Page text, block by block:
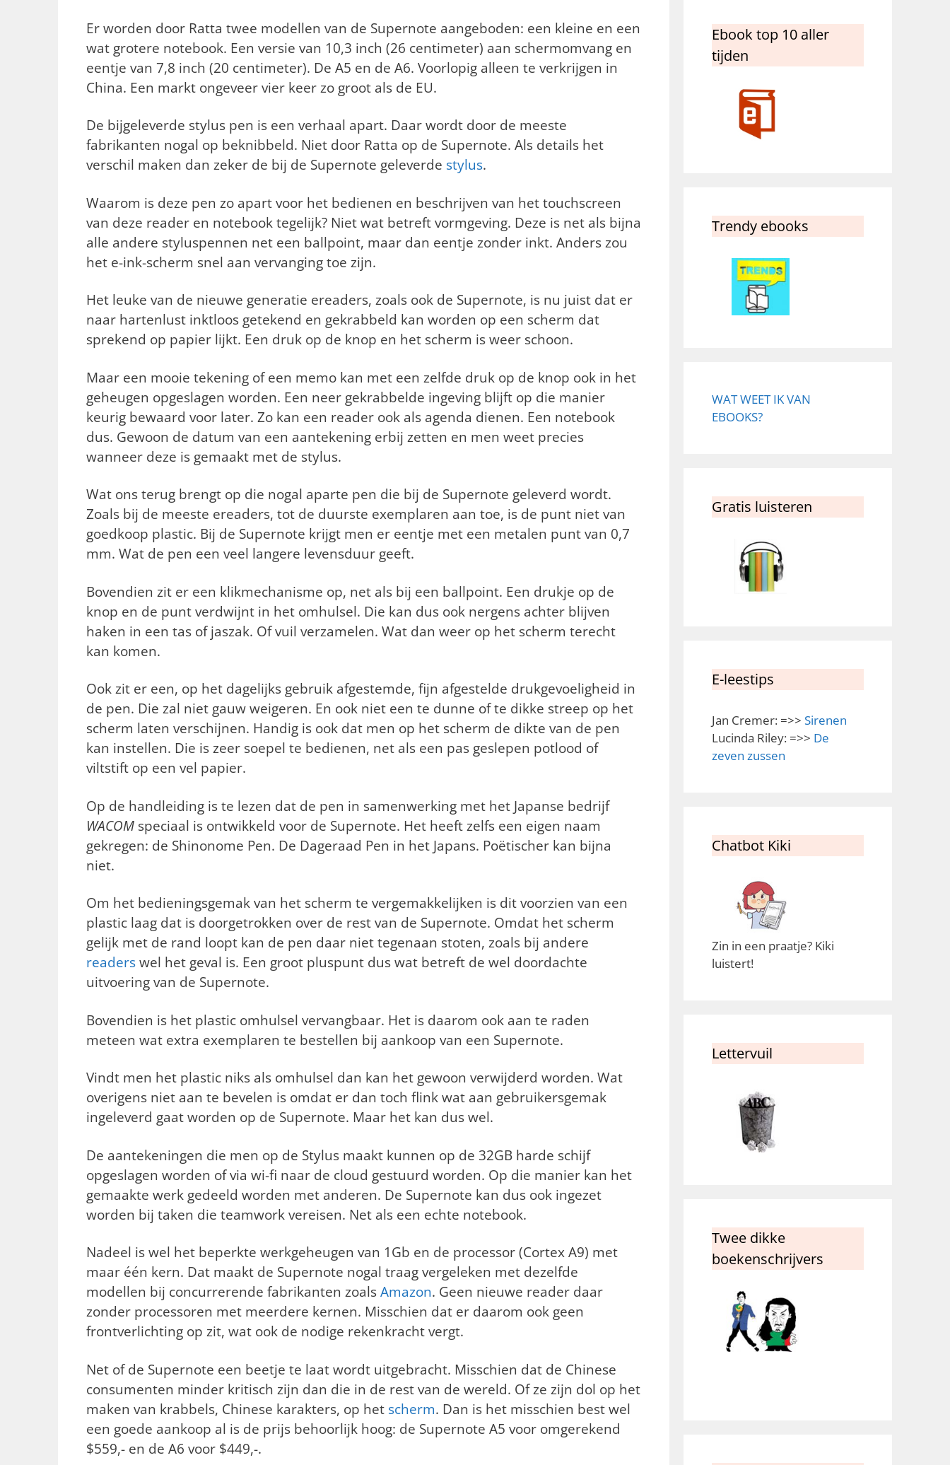
Er worden door Ratta twee modellen van de Supernote aangeboden: een kleine en een
wat grotere notebook. Een versie van 10,3 inch (26 centimeter) aan schermomvang en
eentje van 7,8 inch (20 centimeter). De A5 en de A6. Voorlopig alleen te verkrijgen in
China. Een markt ongeveer vier keer zo groot als de EU.
De bijgeleverde stylus pen is een verhaal apart. Daar wordt door de meeste
fabrikanten nogal op beknibbeld. Niet door Ratta op de Supernote. Als details het
verschil maken dan zeker de bij de Supernote geleverde stylus.
Waarom is deze pen zo apart voor het bedienen en beschrijven van het touchscreen
van deze reader en notebook tegelijk? Niet wat betreft vormgeving. Deze is net als bijna
alle andere styluspennen net een ballpoint, maar dan eentje zonder inkt. Anders zou
het e-ink-scherm snel aan vervanging toe zijn.
Het leuke van de nieuwe generatie ereaders, zoals ook de Supernote, is nu juist dat er
naar hartenlust inktloos getekend en gekrabbeld kan worden op een scherm dat
sprekend op papier lijkt. Een druk op de knop en het scherm is weer schoon.
Maar een mooie tekening of een memo kan met een zelfde druk op de knop ook in het
geheugen opgeslagen worden. Een neer gekrabbelde ingeving blijft op die manier
keurig bewaard voor later. Zo kan een reader ook als agenda dienen. Een notebook
dus. Gewoon de datum van een aantekening erbij zetten en men weet precies
wanneer deze is gemaakt met de stylus.
Wat ons terug brengt op die nogal aparte pen die bij de Supernote geleverd wordt.
Zoals bij de meeste ereaders, tot de duurste exemplaren aan toe, is de punt niet van
goedkoop plastic. Bij de Supernote krijgt men er eentje met een metalen punt van 0,7
mm. Wat de pen een veel langere levensduur geeft.
Bovendien zit er een klikmechanisme op, net als bij een ballpoint. Een drukje op de
knop en de punt verdwijnt in het omhulsel. Die kan dus ook nergens achter blijven
haken in een tas of jaszak. Of vuil verzamelen. Wat dan weer op het scherm terecht
kan komen.
Ook zit er een, op het dagelijks gebruik afgestemde, fijn afgestelde drukgevoeligheid in
de pen. Die zal niet gauw weigeren. En ook niet een te dunne of te dikke streep op het
scherm laten verschijnen. Handig is ook dat men op het scherm de dikte van de pen
kan instellen. Die is zeer soepel te bedienen, net als een pas geslepen potlood of
viltstift op een vel papier.
Op de handleiding is te lezen dat de pen in samenwerking met het Japanse bedrijf
WACOM speciaal is ontwikkeld voor de Supernote. Het heeft zelfs een eigen naam
gekregen: de Shinonome Pen. De Dageraad Pen in het Japans. Poëtischer kan bijna
niet.
Om het bedieningsgemak van het scherm te vergemakkelijken is dit voorzien van een
plastic laag dat is doorgetrokken over de rest van de Supernote. Omdat het scherm
gelijk met de rand loopt kan de pen daar niet tegenaan stoten, zoals bij andere
readers wel het geval is. Een groot pluspunt dus wat betreft de wel doordachte
uitvoering van de Supernote.
Bovendien is het plastic omhulsel vervangbaar. Het is daarom ook aan te raden
meteen wat extra exemplaren te bestellen bij aankoop van een Supernote.
Vindt men het plastic niks als omhulsel dan kan het gewoon verwijderd worden. Wat
overigens niet aan te bevelen is omdat er dan toch flink wat aan gebruikersgemak
ingeleverd gaat worden op de Supernote. Maar het kan dus wel.
De aantekeningen die men op de Stylus maakt kunnen op de 32GB harde schijf
opgeslagen worden of via wi-fi naar de cloud gestuurd worden. Op die manier kan het
gemaakte werk gedeeld worden met anderen. De Supernote kan dus ook ingezet
worden bij taken die teamwork vereisen. Net als een echte notebook.
Nadeel is wel het beperkte werkgeheugen van 1Gb en de processor (Cortex A9) met
maar één kern. Dat maakt de Supernote nogal traag vergeleken met dezelfde
modellen bij concurrerende fabrikanten zoals Amazon. Geen nieuwe reader daar
zonder processoren met meerdere kernen. Misschien dat er daarom ook geen
frontverlichting op zit, wat ook de nodige rekenkracht vergt.
Net of de Supernote een beetje te laat wordt uitgebracht. Misschien dat de Chinese
consumenten minder kritisch zijn dan die in de rest van de wereld. Of ze zijn dol op het
maken van krabbels, Chinese karakters, op het scherm. Dan is het misschien best wel
een goede aankoop al is de prijs behoorlijk hoog: de Supernote A5 voor omgerekend
$559,- en de A6 voor $449,-.
Ebook top 10 aller
tijden
Trendy ebooks
WAT WEET IK VAN
EBOOKS?
Gratis luisteren
E-leestips
Jan Cremer: =>> Sirenen
Lucinda Riley: =>> De
zeven zussen
Chatbot Kiki
Zin in een praatje? Kiki
luistert!
Lettervuil
Twee dikke
boekenschrijvers